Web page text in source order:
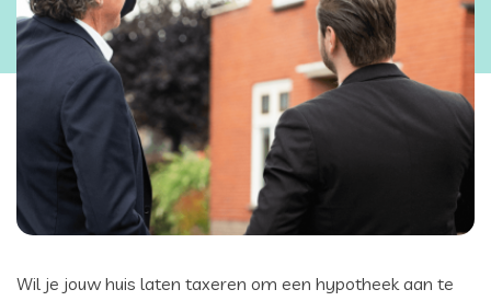
Wil je jouw huis laten taxeren om een hypotheek aan te